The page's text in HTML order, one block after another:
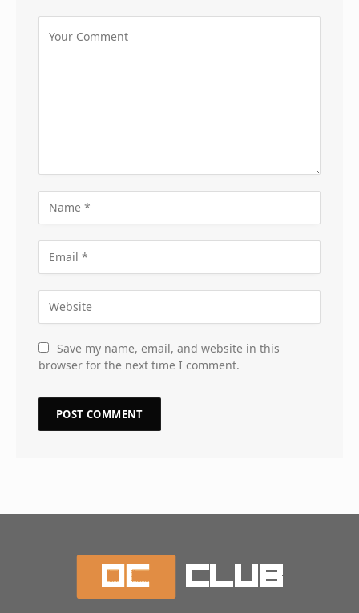
Save my name, email, and website in this
browser for the next time I comment.